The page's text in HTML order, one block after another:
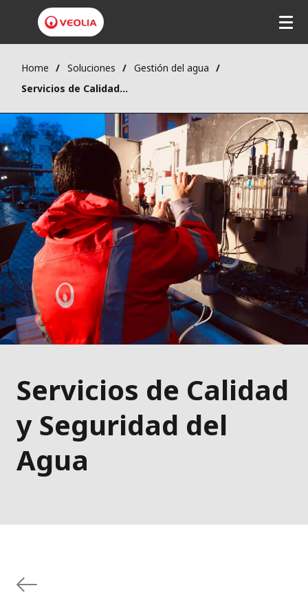
Home Soluciones
Gestión del agua
Servicios de Calidad y Seguridad del Agua
Servicios de Calidad
y Seguridad del
Agua